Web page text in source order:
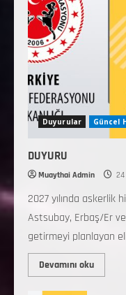
Duyurular Güncel
DUYURU
Muaythai Admin
2027 yılında askerlik
Astsubay, Erbaş/Er
getirmeyi planlayan
Devamını oku